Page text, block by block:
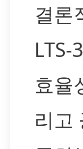
결론
효율
리고